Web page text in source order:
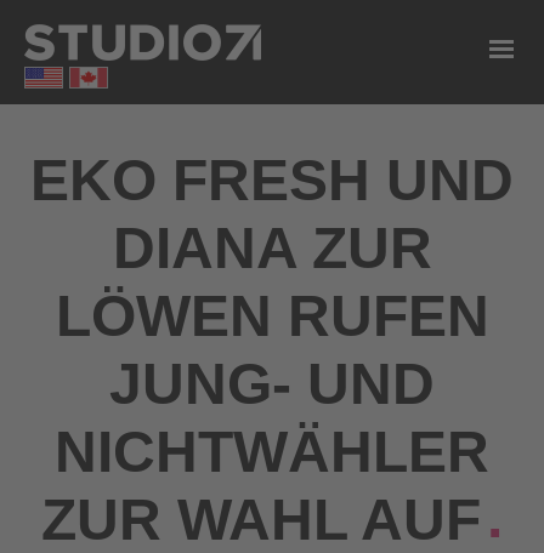
EKO FRESH UND
DIANA ZUR
LÖWEN RUFEN
JUNG- UND
NICHTWÄHLER
ZUR WAHL AUF